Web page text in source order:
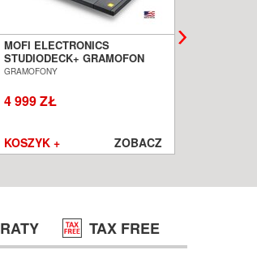
MOFI ELECTRONICS
STUDIODECK+ GRAMOFON
SALON POZNAŃ WROCŁAW
GRAMOFONY
4 999 ZŁ
KOSZYK + ZOBACZ
RATY TAX FREE